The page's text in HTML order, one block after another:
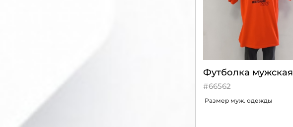
Футболка мужская
#66562
Размер муж. одежды